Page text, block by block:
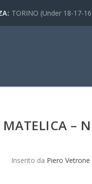
TORINO (Under 18-17-
MATELICA –
Inserito da Piero Vetrone